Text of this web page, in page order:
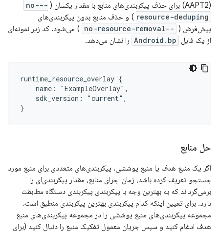
(AAPT2) برای حذف پیکربندی‌های منابع با مقدار یکسان (
--no-
resource-deduping ) و حذف منابع بدون پیکربندی‌های
پیش‌فرض ( --no-resource-removal
) می‌شود. کد زیر نمونه‌ای
از یک فایل Android.bp را نشان می‌دهد.
runtime_resource_overlay {
    name: "ExampleOverlay",
    sdk_version: "current",
حل منابع
اگر یک منبع هدف یا منبع پوششی، پیکربندی‌های متعددی برای منبع مورد
جستجو تعریف کرده باشد، زمان اجرای منابع، مقدار پیکربندی‌ای را
برمی‌گرداند که به بهترین وجه با پیکربندی پیکربندی دستگاه مطابقت
دارد. برای تعیین اینکه کدام پیکربندی بهترین پیکربندی منطبق است،
مجموعه پیکربندی‌های منبع پوششی را در مجموعه پیکربندی‌های منبع
هدف ادغام کنید و سپس جریان معمول تفکیک منبع را دنبال کنید (برای